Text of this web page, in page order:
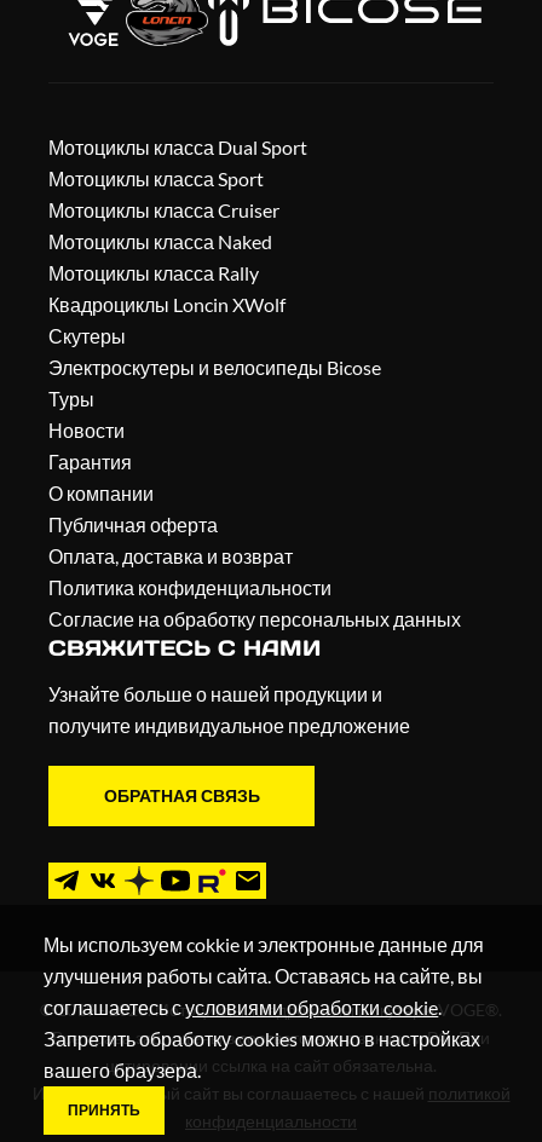
Мотоциклы класса Dual Sport
Мотоциклы класса Sport
Мотоциклы класса Cruiser
Мотоциклы класса Naked
Мотоциклы класса Rally
Квадроциклы Loncin XWolf
Скутеры
Электроскутеры и велосипеды Bicose
Туры
Новости
Гарантия
О компании
Публичная оферта
Оплата, доставка и возврат
Политика конфиденциальности
Согласие на обработку персональных данных
СВЯЖИТЕСЬ С НАМИ
Узнайте больше о нашей продукции и
получите индивидуальное предложение
ОБРАТНАЯ СВЯЗЬ
© 2019 - 2026. Мотоциклы, квадроциклы и скутеры VOGE®.
Все права защищены в соответствии с законом РФ. При
цитировании ссылка на сайт обязательна.
Используя данный сайт вы соглашаетесь с нашей политикой
конфиденциальности
Мы используем cokkie и электронные данные для
улучшения работы сайта. Оставаясь на сайте, вы
соглашаетесь сусловиями обработки cookie.
Запретить обработку cookies можно в настройках
вашего браузера.
ПРИНЯТЬ